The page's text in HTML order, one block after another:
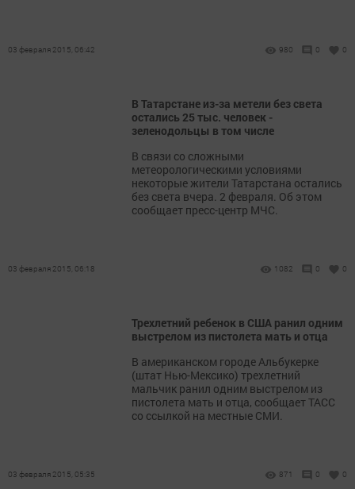
03 февраля 2015, 06:42 980 0 0
В Татарстане из-за метели без света
остались 25 тыс. человек -
зеленодольцы в том числе
В связи со сложными
метеорологическими условиями
некоторые жители Татарстана остались
без света вчера. 2 февраля. Об этом
сообщает пресс-центр МЧС.
03 февраля 2015, 06:18 1082 0 0
Трехлетний ребенок в США ранил одним
выстрелом из пистолета мать и отца
В американском городе Альбукерке
(штат Нью-Мексико) трехлетний
мальчик ранил одним выстрелом из
пистолета мать и отца, сообщает ТАСС
со ссылкой на местные СМИ.
03 февраля 2015, 05:35 871 0 0